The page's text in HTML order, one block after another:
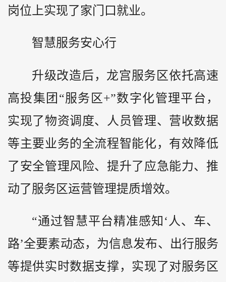
岗位上实现了家门口就业。
智慧服务安心行
升级改造后，龙宫服务区依托高速
高投集团“服务区+”数字化管理平台，
实现了物资调度、人员管理、营收数据
等主要业务的全流程智能化，有效降低
了安全管理风险、提升了应急能力、推
动了服务区运营管理提质增效。
“通过智慧平台精准感知‘人、车、
路’全要素动态，为信息发布、出行服务
等提供实时数据支撑，实现了对服务区